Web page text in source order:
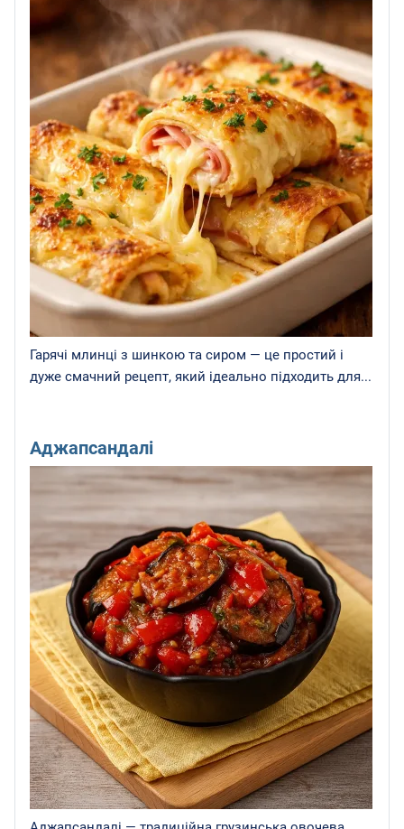
Гарячі млинці з шинкою та сиром — це простий і
дуже смачний рецепт, який ідеально підходить для...
Аджапсандалі